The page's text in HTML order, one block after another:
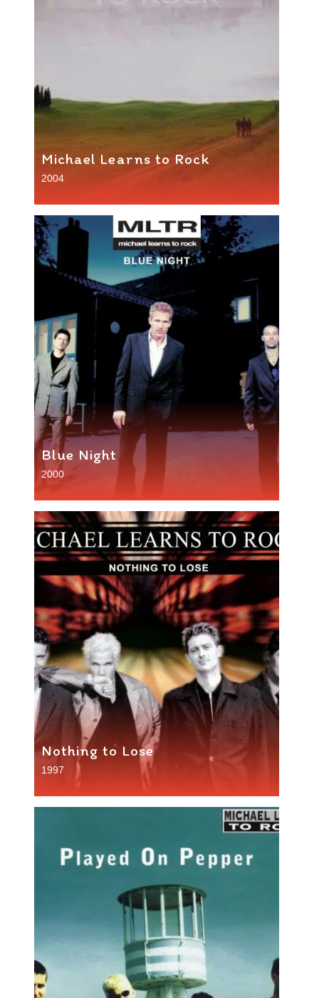
Michael Learns to Rock
2004
Blue Night
2000
Nothing to Lose
1997